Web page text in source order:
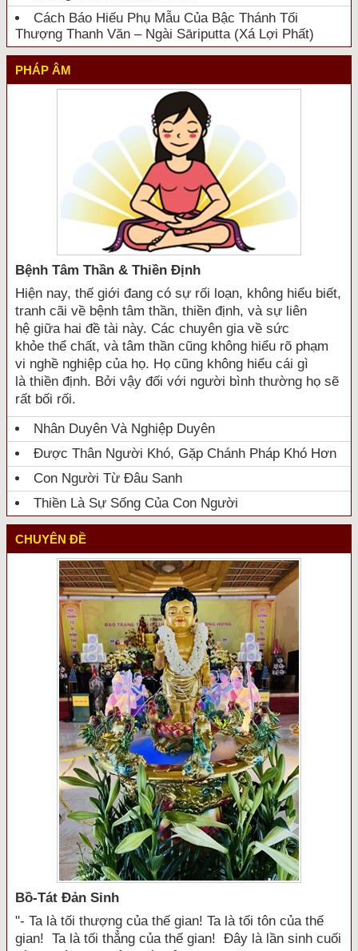
Cách Báo Hiếu Phụ Mẫu Của Bậc Thánh Tối
Thượng Thanh Văn – Ngài Sāriputta (Xá Lợi Phất)
PHÁP ÂM
Bệnh Tâm Thần & Thiền Định
Hiện nay, thế giới đang có sự rối loạn, không hiểu biết,
tranh cãi về bệnh tâm thần, thiền định, và sự liên
hệ giữa hai đề tài này. Các chuyên gia về sức
khỏe thể chất, và tâm thần cũng không hiểu rõ phạm
vi nghề nghiệp của họ. Họ cũng không hiểu cái gì
là thiền định. Bởi vậy đối với người bình thường họ sẽ
rất bối rối.
Nhân Duyên Và Nghiệp Duyên
Được Thân Người Khó, Gặp Chánh Pháp Khó Hơn
Con Người Từ Đâu Sanh
Thiền Là Sự Sống Của Con Người
CHUYÊN ĐỀ
Bồ-Tát Đản Sinh
"- Ta là tối thượng của thế gian! Ta là tối tôn của thế
gian! Ta là tối thẳng của thế gian! Đây là lần sinh cuối